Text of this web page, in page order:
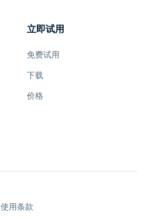
立即试用
免费试用
下载
价格
使用条款